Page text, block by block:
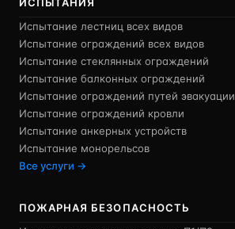
Испытание лестниц всех видов
Испытание ограждений всех видов
Испытание стеклянных ограждений
Испытание балконных ограждений
Испытание ограждений путей эвакуации
Испытание ограждений кровли
Испытание анкерных устройств
Испытание монорельсов
Все услуги →
ПОЖАРНАЯ БЕЗОПАСНОСТЬ